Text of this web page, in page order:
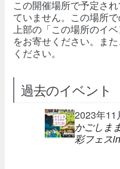
この開催場所で予定さ
ていません。この場所
上部の「この場所のイ
をお寄せください。ま
ください。
過去のイベント
2023年11
かごしま
彩フェス